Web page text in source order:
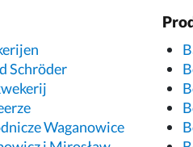
Schröder
Waganowice